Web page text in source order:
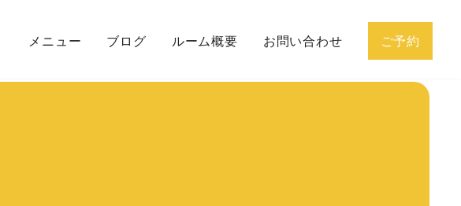
メニュー ブログ ルーム概要 お問い合わせ ご予約